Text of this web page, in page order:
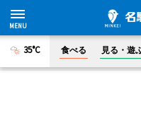
35°C 食べる 見る・遊